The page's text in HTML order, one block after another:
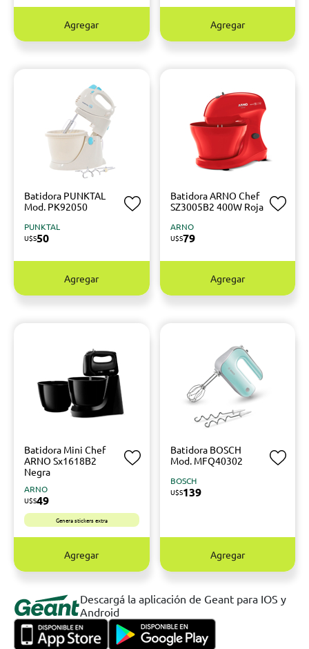
Agregar Agregar
Batidora PUNKTAL
Mod. PK92050
PUNKTAL
U$S50
Agregar
Batidora ARNO Chef
SZ3005B2 400W Roja
ARNO
U$S79
Agregar
Batidora Mini Chef
ARNO Sx1618B2
Negra
ARNO
U$S49
Genera stickers extra
Agregar
Batidora BOSCH
Mod. MFQ40302
BOSCH
U$S139
Agregar
Descargá la aplicación de Geant para IOS y
Android